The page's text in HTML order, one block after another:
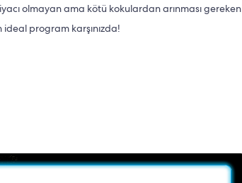
olmayan ama kötü kokulardan arınması gereken
ideal program karşınızda!